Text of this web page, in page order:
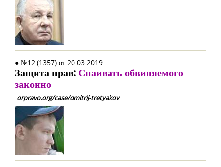
● №12 (1357) от 20.03.2019
Защита прав: Спаивать обвиняемого
законно
orpravo.org/case/dmitrij-tretyakov